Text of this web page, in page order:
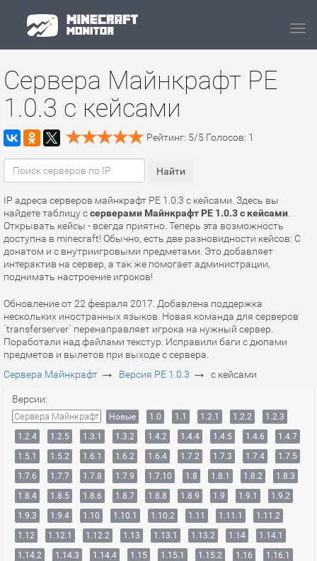
Сервера Майнкрафт PE
1.0.3 с кейсами
Рейтинг: 5/5 Голосов: 1
IP адреса серверов майнкрафт PE 1.0.3 с кейсами. Здесь вы
найдете таблицу ссерверами Майнкрафт PE 1.0.3 с кейсами
Открывать кейсы - всегда приятно. Теперь эта возможность
доступна в minecraft! Обычно, есть две разновидности кейсов: С
донатом и с внутриигровыми предметами. Это добавляет
интерактив на сервер, а так же помогает администрации,
поднимать настроение игроков!
Обновление от 22 февраля 2017. Добавлена поддержка
нескольких иностранных языков. Новая команда для серверов
`transferserver` перенаправляет игрока на нужный сервер.
Поработали над файлами текстур. Исправили баги с дюпами
предметов и вылетов при выходе с сервера.
Сервера Майнкрафт → Версия PE 1.0.3 → с кейсами
Версии:
Сервера Майнкрафт Новые 1.0 1.1 1.2.1 1.2.2
1.2.3
1.2.4
1.2.5 1.3.1 1.3.2 1.4.2 1.4.4 1.4.5 1.4.6
1.4.7
1.5.1
1.5.2 1.6.1 1.6.2 1.6.4 1.7.2 1.7.3 1.7.4
1.7.5
1.7.6
1.7.7 1.7.8 1.7.9 1.7.10 1.8 1.8.1 1.8.2
1.8.3
1.8.4
1.8.5 1.8.6 1.8.7 1.8.8 1.8.9 1.9 1.9.1
1.9.2
1.9.3
1.9.4 1.10 1.10.1 1.10.2 1.11 1.11.1
1.11.2
1.12
1.12.1 1.12.2 1.13 1.13.1 1.13.2 1.14
1.14.1
1.14.2
1.14.3 1.14.4 1.15 1.15.1 1.15.2 1.16
1.16.1